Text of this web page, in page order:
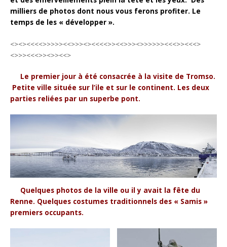
milliers de photos dont nous vous ferons profiter. Le
temps de les « développer ».
<><><<<<>>>>><<>>><><<<<>><<>>><>>>>>><<<>><<<>
<>>><<<>><>><<>
Le premier jour à été consacrée à la visite de Tromso.
Petite ville située sur l’ile et sur le continent. Les deux
parties reliées par un superbe pont.
Quelques photos de la ville ou il y avait la fête du
Renne. Quelques costumes traditionnels des « Samis »
premiers occupants.